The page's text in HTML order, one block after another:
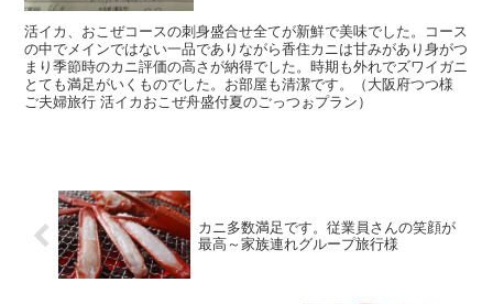
活イカ、おこぜコースの刺身盛合せ全てが新鮮で美味でした。コース
の中でメインではない一品でありながら香住カニは甘みがあり身がつ
まり季節時のカニ評価の高さが納得でした。時期も外れでズワイガニ
とても満足がいくものでした。お部屋も清潔です。（大阪府つつ様
ご夫婦旅行 活イカおこぜ舟盛付夏のごっつぉプラン）
カニ多数満足です。従業員さんの笑顔が
最高～家族連れグループ旅行様